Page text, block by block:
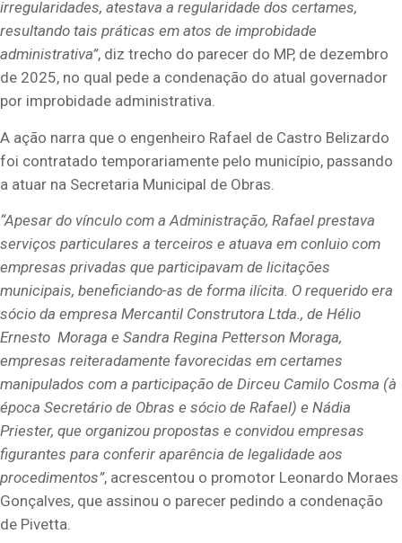
irregularidades, atestava a regularidade dos certames,
resultando tais práticas em atos de improbidade
administrativa”, diz trecho do parecer do MP, de dezembro
de 2025, no qual pede a condenação do atual governador
por improbidade administrativa.
A ação narra que o engenheiro Rafael de Castro Belizardo
foi contratado temporariamente pelo município, passando
a atuar na Secretaria Municipal de Obras.
“Apesar do vínculo com a Administração, Rafael prestava
serviços particulares a terceiros e atuava em conluio com
empresas privadas que participavam de licitações
municipais, beneficiando-as de forma ilícita. O requerido era
sócio da empresa Mercantil Construtora Ltda., de Hélio
Ernesto Moraga e Sandra Regina Petterson Moraga,
empresas reiteradamente favorecidas em certames
manipulados com a participação de Dirceu Camilo Cosma (à
época Secretário de Obras e sócio de Rafael) e Nádia
Priester, que organizou propostas e convidou empresas
figurantes para conferir aparência de legalidade aos
procedimentos”, acrescentou o promotor Leonardo Moraes
Gonçalves, que assinou o parecer pedindo a condenação
de Pivetta.